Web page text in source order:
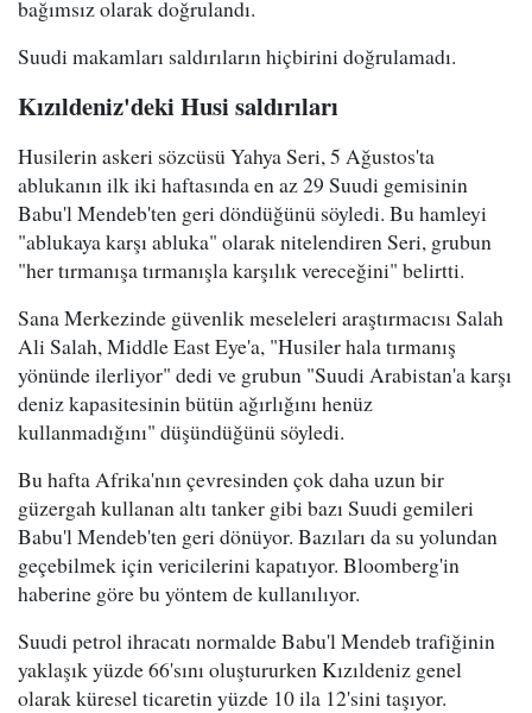
bağımsız olarak doğrulandı.
Suudi makamları saldırıların hiçbirini doğrulamadı.
Kızıldeniz'deki Husi saldırıları
Husilerin askeri sözcüsü Yahya Seri, 5 Ağustos'ta
ablukanın ilk iki haftasında en az 29 Suudi gemisinin
Babu'l Mendeb'ten geri döndüğünü söyledi. Bu hamleyi
"ablukaya karşı abluka" olarak nitelendiren Seri, grubun
"her tırmanışa tırmanışla karşılık vereceğini" belirtti.
Sana Merkezinde güvenlik meseleleri araştırmacısı Salah
Ali Salah, Middle East Eye'a, "Husiler hala tırmanış
yönünde ilerliyor" dedi ve grubun "Suudi Arabistan'a karşı
deniz kapasitesinin bütün ağırlığını henüz
kullanmadığını" düşündüğünü söyledi.
Bu hafta Afrika'nın çevresinden çok daha uzun bir
güzergah kullanan altı tanker gibi bazı Suudi gemileri
Babu'l Mendeb'ten geri dönüyor. Bazıları da su yolundan
geçebilmek için vericilerini kapatıyor. Bloomberg'in
haberine göre bu yöntem de kullanılıyor.
Suudi petrol ihracatı normalde Babu'l Mendeb trafiğinin
yaklaşık yüzde 66'sını oluştururken Kızıldeniz genel
olarak küresel ticaretin yüzde 10 ila 12'sini taşıyor.